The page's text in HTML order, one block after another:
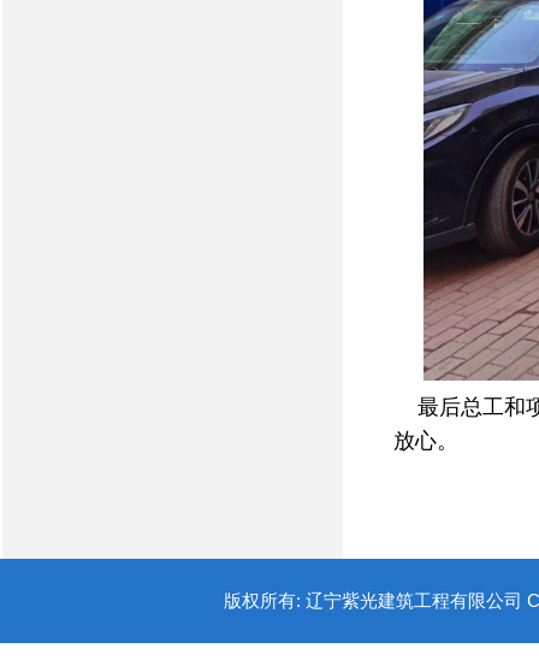
最后总工和
放心。
版权所有: 辽宁紫光建筑工程有限公司